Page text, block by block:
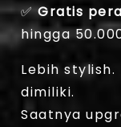
✅Gratis
hingga
Lebih stylish.
dimiliki.
Saatnya